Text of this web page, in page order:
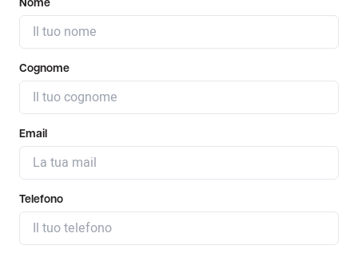
Nome
Cognome
Email
Telefono